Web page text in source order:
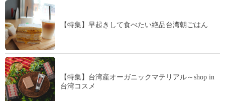
【特集】早起きして食べたい絶品台湾朝ごはん
【特集】台湾産オーガニックマテリアル～shop in
台湾コスメ